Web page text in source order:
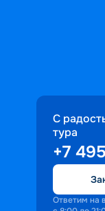
С
тура
+7
Ответим на